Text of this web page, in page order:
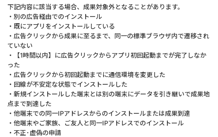
下記内容に該当する場合、成果対象外となることがあります。
・別の広告経由でのインストール
・既にアプリをインストールしている
・広告クリックから成果に至るまで、同一の標準ブラウザ内で遷移され
ていない
・【1時間以内】に広告クリックからアプリ初回起動までが完了しなか
った
・広告クリックから初回起動までに通信環境を変更した
・回線が不安定な状態でインストールした
・新規インストールした端末とは別の端末にデータを引き継いで成果地
点まで到達した
・他端末での同一IPアドレスからのインストールまたは成果到達
・他端末やご家族、ご友人と同一IPアドレスでのインストール
・不正･虚偽の申請